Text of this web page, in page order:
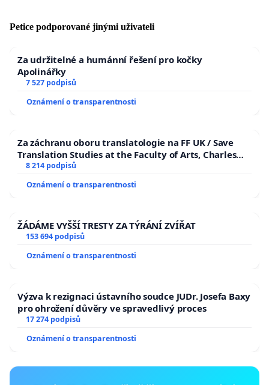
Petice podporované jinými uživateli
Za udržitelné a humánní řešení pro kočky
Apolinářky
7 527 podpisů
Oznámení o transparentnosti
Za záchranu oboru translatologie na FF UK / Save
Translation Studies at the Faculty of Arts, Charles
University
8 214 podpisů
Oznámení o transparentnosti
ŽÁDÁME VYŠŠÍ TRESTY ZA TÝRÁNÍ ZVÍŘAT
153 694 podpisů
Oznámení o transparentnosti
Výzva k rezignaci ústavního soudce JUDr. Josefa Baxy
pro ohrožení důvěry ve spravedlivý proces
17 274 podpisů
Oznámení o transparentnosti